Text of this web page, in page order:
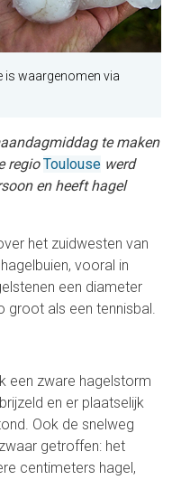
is waargenomen via
te maken
regioToulouse werd
en heeft hagel
het zuidwesten van
vooral in
een diameter
groot als een tennisbal.
een zware hagelstorm
en er plaatselijk
Ook de snelweg
getroffen: het
centimeters hagel,